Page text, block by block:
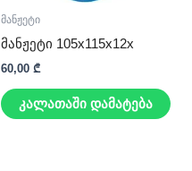
მანჟეტი
მანჟეტი 105x115x12x
60,00 ₾
კალათაში დამატება